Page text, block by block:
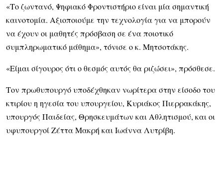
«Το ζωντανό, Ψηφιακό Φροντιστήριο είναι μία σημαντική
καινοτομία. Αξιοποιούμε την τεχνολογία για να μπορούν
να έχουν οι μαθητές πρόσβαση σε ένα ποιοτικό
συμπληρωματικό μάθημα», τόνισε ο κ. Μητσοτάκης.
«Είμαι σίγουρος ότι ο θεσμός αυτός θα ριζώσει», πρόσθεσε.
Τον πρωθυπουργό υποδέχθηκαν νωρίτερα στην είσοδο του
κτιρίου η ηγεσία του υπουργείου, Κυριάκος Πιερρακάκης,
υπουργός Παιδείας, Θρησκευμάτων και Αθλητισμού, και οι
υφυπουργοί Ζέττα Μακρή και Ιωάννα Λυτρίβη.